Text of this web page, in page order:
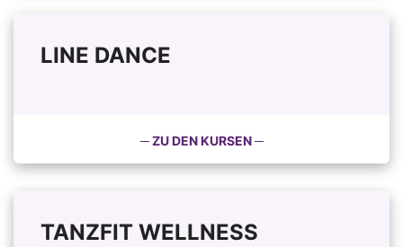
LINE DANCE
─ ZU DEN KURSEN ─
TANZFIT WELLNESS